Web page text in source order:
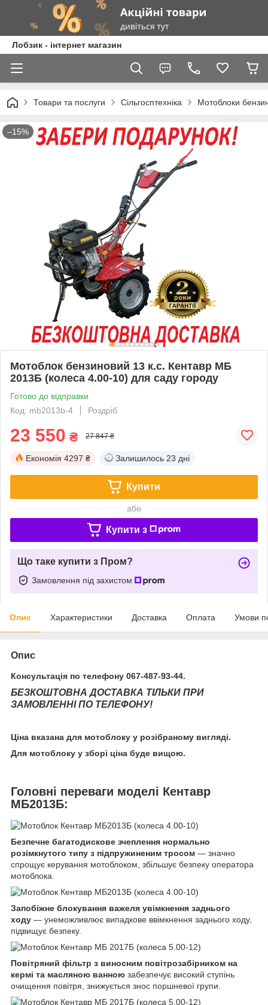
Лобзик - інтернет магазин
Товари та послуги Сільгосптехніка Мотоблоки
–15%
Мотоблок бензиновий 13 к.с. Кентавр МБ
2013Б (колеса 4.00-10) для саду городу
Готово до відправки
Код: mb2013b-4
Роздріб
23 550 ₴ 27 847 ₴
Економія 4297 ₴ Залишилось 23 дні
Купити
або
Купити з
Що таке купити з Пром?
Замовлення під захистом
Опис Характеристики Доставка Оплата Умови
Опис
Консультація по телефону 067-487-93-44.
БЕЗКОШТОВНА ДОСТАВКА ТІЛЬКИ ПРИ
ЗАМОВЛЕННІ ПО ТЕЛЕФОНУ!
Ціна вказана для мотоблоку у розібраному вигляді.
Для мотоблоку у зборі ціна буде вищою.
Головні переваги моделі Кентавр
МБ2013Б:
Безпечне багатодискове зчеплення нормально
розімкнутого типу з підпружиненим тросом — значно
спрощує керування мотоблоком, збільшує безпеку оператора
мотоблока.
Запобіжне блокування важеля увімкнення заднього
ходу — унеможливлює випадкове ввімкнення заднього ходу,
підвищує безпеку.
Повітряний фільтр з виносним повітрозабірником на
кермі та масляною ванною забезпечує високий ступінь
очищення повітря, знижується знос поршневої групи.